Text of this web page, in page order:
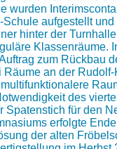
wurden
aufgestellt
hinter der
Klassenräume.
zum Rückbau
Räume an der
des
Spatenstich für den
erfolgte
der alten